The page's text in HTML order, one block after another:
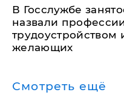
В Госслужбе
назвали
трудоустройством
желающих
Смотреть ещё